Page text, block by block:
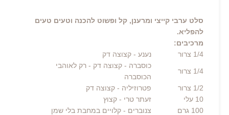
סלט ערבי קייצי ומרענן, קל ופשוט להכנה וטעים טעים
להפליא.
מרכיבים:
1/4 צרור נענע - קצוצה דק
1/4 צרור
כוסברה - קצוצה דק - רק לאוהבי
הכוסברה
1/2 צרור פטרוזיליה - קצוצה דק
10 עלי
זעתר טרי - קצוץ
100 גרם צנוברים - קלויים במחבת בלי שמן